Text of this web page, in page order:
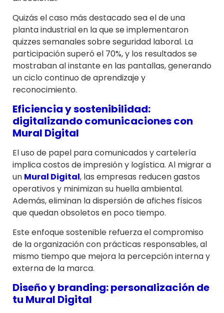
Quizás el caso más destacado sea el de una
planta industrial en la que se implementaron
quizzes semanales sobre seguridad laboral. La
participación superó el 70%, y los resultados se
mostraban al instante en las pantallas, generando
un ciclo continuo de aprendizaje y
reconocimiento.
Eficiencia y sostenibilidad:
digitalizando comunicaciones con
Mural Digital
El uso de papel para comunicados y cartelería
implica costos de impresión y logística. Al migrar a
un Mural Digital, las empresas reducen gastos
operativos y minimizan su huella ambiental.
Además, eliminan la dispersión de afiches físicos
que quedan obsoletos en poco tiempo.
Este enfoque sostenible refuerza el compromiso
de la organización con prácticas responsables, al
mismo tiempo que mejora la percepción interna y
externa de la marca.
Diseño y branding: personalización de
tu Mural Digital